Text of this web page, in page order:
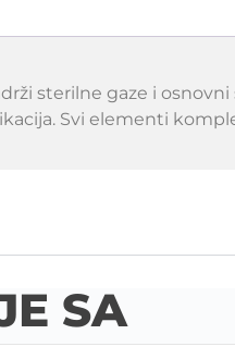
sterilne gaze i
Svi elementi
SA